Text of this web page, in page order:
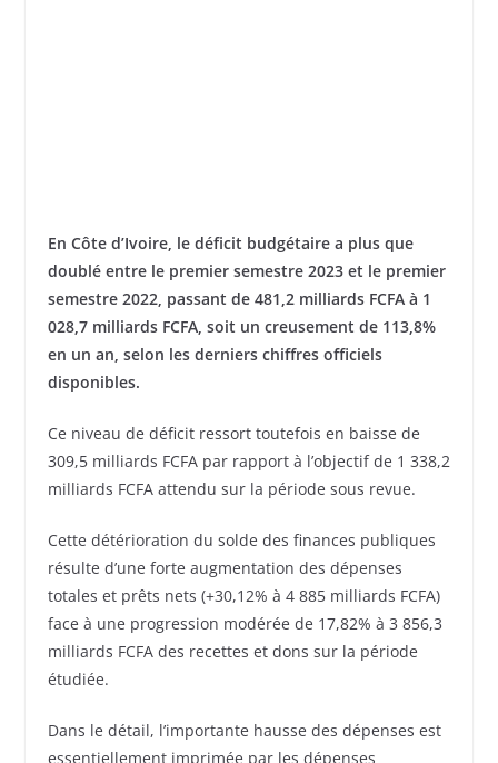
En Côte d’Ivoire, le déficit budgétaire a plus que
doublé entre le premier semestre 2023 et le premier
semestre 2022, passant de 481,2 milliards FCFA à 1
028,7 milliards FCFA, soit un creusement de 113,8%
en un an, selon les derniers chiffres officiels
disponibles.
Ce niveau de déficit ressort toutefois en baisse de
309,5 milliards FCFA par rapport à l’objectif de 1 338,2
milliards FCFA attendu sur la période sous revue.
Cette détérioration du solde des finances publiques
résulte d’une forte augmentation des dépenses
totales et prêts nets (+30,12% à 4 885 milliards FCFA)
face à une progression modérée de 17,82% à 3 856,3
milliards FCFA des recettes et dons sur la période
étudiée.
Dans le détail, l’importante hausse des dépenses est
essentiellement imprimée par les dépenses